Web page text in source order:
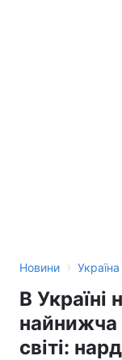
Новини › Україна
В Україні
найнижча
світі: